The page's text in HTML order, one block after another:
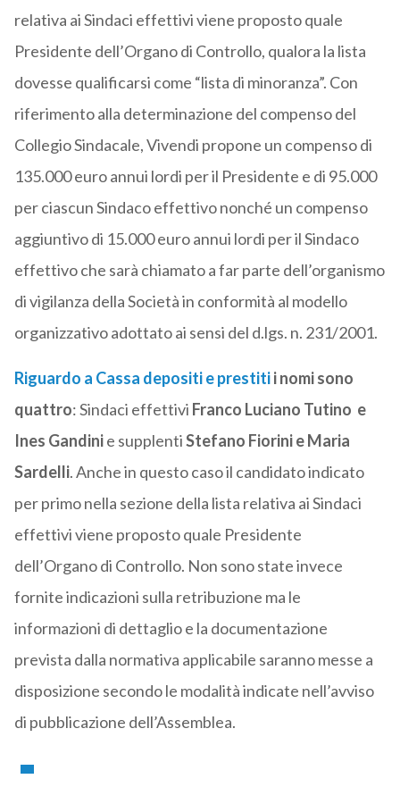
relativa ai Sindaci effettivi viene proposto quale
Presidente dell’Organo di Controllo, qualora la lista
dovesse qualificarsi come “lista di minoranza”. Con
riferimento alla determinazione del compenso del
Collegio Sindacale, Vivendi propone un compenso di
135.000 euro annui lordi per il Presidente e di 95.000
per ciascun Sindaco effettivo nonché un compenso
aggiuntivo di 15.000 euro annui lordi per il Sindaco
effettivo che sarà chiamato a far parte dell’organismo
di vigilanza della Società in conformità al modello
organizzativo adottato ai sensi del d.lgs. n. 231/2001.
Riguardo a Cassa depositi e prestitii nomi sono
quattro: Sindaci effettivi Franco Luciano Tutino e
Ines Gandinie supplentiStefano Fiorini e Maria
Sardelli. Anche in questo caso il candidato indicato
per primo nella sezione della lista relativa ai Sindaci
effettivi viene proposto quale Presidente
dell’Organo di Controllo. Non sono state invece
fornite indicazioni sulla retribuzione ma le
informazioni di dettaglio e la documentazione
prevista dalla normativa applicabile saranno messe a
disposizione secondo le modalità indicate nell’avviso
di pubblicazione dell’Assemblea.